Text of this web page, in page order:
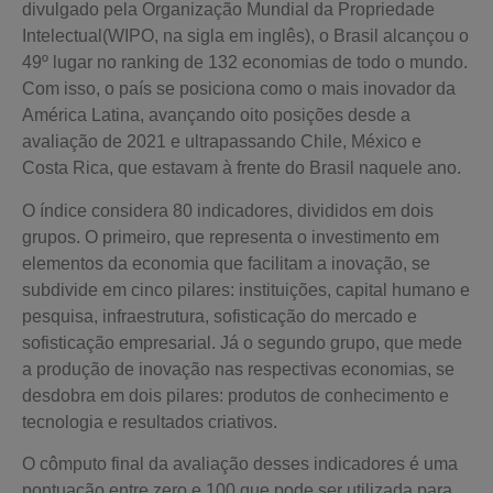
divulgado pela Organização Mundial da Propriedade
Intelectual(WIPO, na sigla em inglês), o Brasil alcançou o
49º lugar no ranking de 132 economias de todo o mundo.
Com isso, o país se posiciona como o mais inovador da
América Latina, avançando oito posições desde a
avaliação de 2021 e ultrapassando Chile, México e
Costa Rica, que estavam à frente do Brasil naquele ano.
O índice considera 80 indicadores, divididos em dois
grupos. O primeiro, que representa o investimento em
elementos da economia que facilitam a inovação, se
subdivide em cinco pilares: instituições, capital humano e
pesquisa, infraestrutura, sofisticação do mercado e
sofisticação empresarial. Já o segundo grupo, que mede
a produção de inovação nas respectivas economias, se
desdobra em dois pilares: produtos de conhecimento e
tecnologia e resultados criativos.
O cômputo final da avaliação desses indicadores é uma